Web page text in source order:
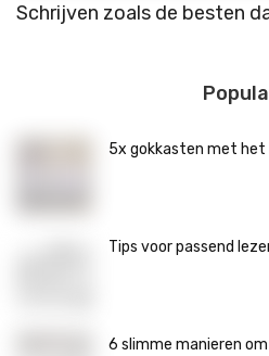
Schrijven zoals de besten
5x gokkasten met
Tips voor passend
6 slimme manieren